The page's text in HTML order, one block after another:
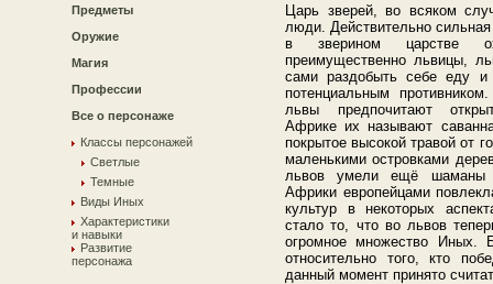
Предметы
Оружие
Магия
Профессии
Все о персонаже
Классы персонажей
Светлые
Темные
Виды Иных
Характеристики
и навыки
Развитие
персонажа
Царь зверей, во всяком
люди. Действительно
в зверином царстве
преимущественно львицы,
сами раздобыть себе еду
потенциальным
львы предпочитают
Африке их называют
покрытое высокой травой от
маленькими островками
львов умели ещё шаманы
Африки европейцами
культур в некоторых
стало то, что во львов
огромное множество Иных.
относительно того, кто
данный момент принято